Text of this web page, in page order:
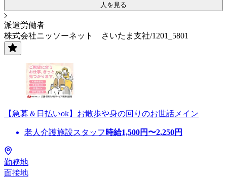
人を見る
派遣労働者
株式会社ニッソーネット さいたま支社/1201_5801
【急募＆日払いok】お散歩や身の回りのお世話メイン
老人介護施設スタッフ 時給1,500円〜2,250円
勤務地
面接地